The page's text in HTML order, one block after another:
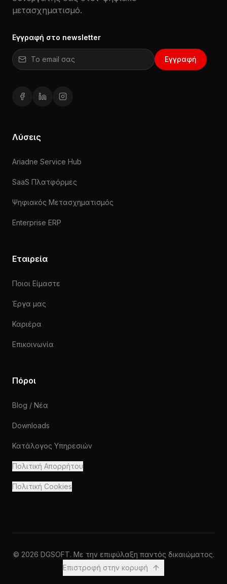
μετασχηματισμό.
Εγγραφή στο newsletter
Email για εγγραφή στο newsletter Εγγραφή
Facebook (ανοίγει σε νέο παράθυρο)
LinkedIn (ανοίγει σε νέο παράθυρο)
Instagram (ανοίγει σε νέο παράθυρο)
Λύσεις
Ariadne Service Hub
SaaS Πλατφόρμες
Ψηφιακός Μετασχηματισμός
Enterprise ERP
Εταιρεία
Ποιοι Είμαστε
Έργα μας
Καριέρα
Επικοινωνία
Πόροι
Blog / Νέα
Downloads
Κατάλογος Υπηρεσιών
Πολιτική Απορρήτου
Πολιτική Cookies
© 2026 DGSOFT. Με την επιφύλαξη παντός δικαιώματος.
Επιστροφή στην κορυφή